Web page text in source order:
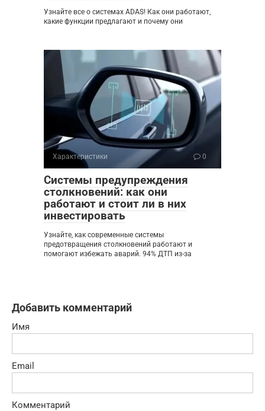
Узнайте все о системах ADAS! Как они работают,
какие функции предлагают и почему они
Характеристики 0
Системы предупреждения
столкновений: как они
работают и стоит ли в них
инвестировать
Узнайте, как современные системы
предотвращения столкновений работают и
помогают избежать аварий. 94% ДТП из-за
Добавить комментарий
Имя
Email
Комментарий